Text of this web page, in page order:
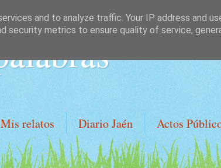
Mis relatos Diario Jaén Actos
and to analyze traffic. Your IP address and
security metrics to ensure quality of service,